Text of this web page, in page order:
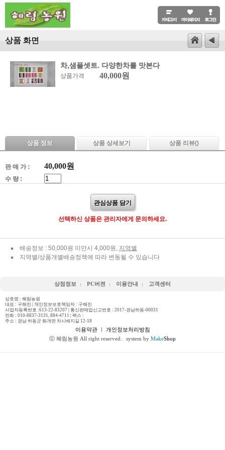
상품 화면
차,샘플셋트. 다양한차를 맛본다
상품가격 40,000원
상품 정보 상품 상세보기 상품 리뷰()
판 매 가 : 40,000원
수 량 :
관심상품 담기
선택하신 상품은 관리자에게 문의하세요.
배송정보 : 50,000원 미만시 4,000원, 지역별
지역별/상품개별배송정책에 따라 변동될 수 있습니다
상점정보 PC버젼 이용안내 고객센터
상호명 : 혜림농원
대표 : 구해진 | 개인정보보호책임자 : 구해진
사업자등록번호 :613-22-83207 | 통신판매업신고번호 : 2017-경남하동-00031
전화 : 010-8837-3131, 884-4711 | 팩스 :
주소 : 경남 하동군 화개면 차시배지길 12-18
이용약관ㅣ 개인정보처리방침
ⓒ 혜림농원 All right reserved.
system by MakeShop